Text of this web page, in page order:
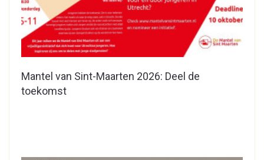
Mantel van Sint-Maarten 2026: Deel de
toekomst